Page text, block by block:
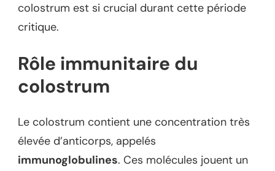
colostrum est si crucial durant cette période
critique.
Rôle immunitaire du
colostrum
Le colostrum contient une concentration très
élevée d’anticorps, appelés
immunoglobulines. Ces molécules jouent un